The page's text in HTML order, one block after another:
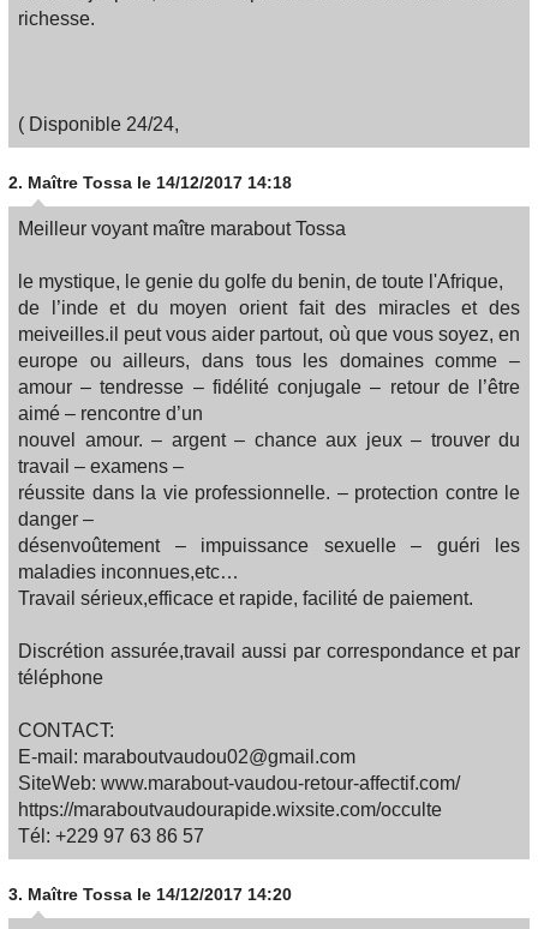
richesse.
( Disponible 24/24,
2. Maître Tossa le 14/12/2017 14:18
Meilleur voyant maître marabout Tossa
le mystique, le genie du golfe du benin, de toute l'Afrique,
de l’inde et du moyen orient fait des miracles et des
meiveilles.il peut vous aider partout, où que vous soyez, en
europe ou ailleurs, dans tous les domaines comme –
amour – tendresse – fidélité conjugale – retour de l’être
aimé – rencontre d’un
nouvel amour. – argent – chance aux jeux – trouver du
travail – examens –
réussite dans la vie professionnelle. – protection contre le
danger –
désenvoûtement – impuissance sexuelle – guéri les
maladies inconnues,etc…
Travail sérieux,efficace et rapide, facilité de paiement.
Discrétion assurée,travail aussi par correspondance et par
téléphone
CONTACT:
E-mail: maraboutvaudou02@gmail.com
SiteWeb: www.marabout-vaudou-retour-affectif.com/
https://maraboutvaudourapide.wixsite.com/occulte
Tél: +229 97 63 86 57
3. Maître Tossa le 14/12/2017 14:20